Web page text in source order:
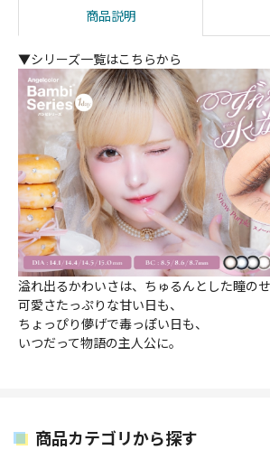
商品説明
▼シリーズ一覧はこちらから
溢れ出るかわいさは、ちゅるんとした瞳のせ
可愛さたっぷりな甘い日も、
ちょっぴり儚げで毒っぽい日も、
いつだって物語の主人公に。
商品カテゴリから探す